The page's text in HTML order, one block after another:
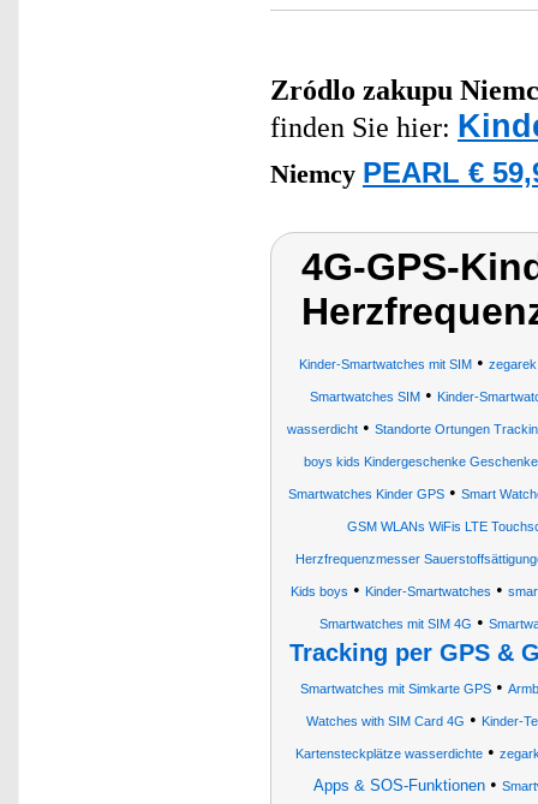
Zródlo zakupu
finden Sie hier:
Niemcy PEARL €
4G-GPS-
Kinder-Smartwatches mit SIM•
Smartwatches SIM• Kinder-
wasserdicht• Standorte Ortungen
boys kids Kindergeschenke
Smartwatches Kinder GPS • Smart
GSM WLANs WiFis LTE
Herzfrequenzmesser
Kids boys • Kinder-Smartwatches •
Smartwatches mit SIM 4G •
Tracking per GPS &
Smartwatches mit Simkarte GPS •
Watches with SIM Card 4G • Kinder-
Kartensteckplätze wasserdichte •
Apps & SOS-Funktionen•